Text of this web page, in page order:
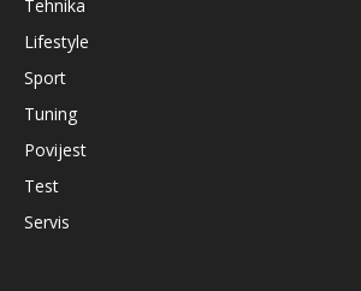
Tehnika
Lifestyle
Sport
Tuning
Povijest
Test
Servis